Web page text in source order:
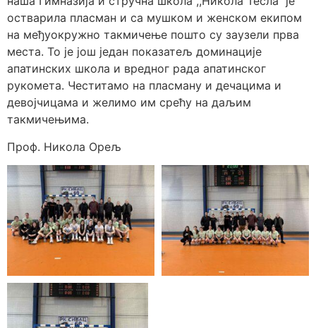
остварила пласман и са мушком и женском екипом
на међуокружно такмичење пошто су заузели прва
места. То је још један показатељ доминације
апатинских школа и вредног рада апатинског
рукомета. Честитамо на пласману и дечацима и
девојчицама и желимо им срећу на даљим
такмичењима.
Проф. Никола Орељ